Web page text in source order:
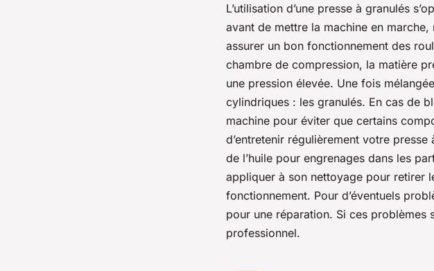
L’utilisation d’une presse à granulés
avant de mettre la machine en marche,
assurer un bon fonctionnement des
chambre de compression, la matière
une pression élevée. Une fois
cylindriques : les granulés. En cas de
machine pour éviter que certains
d’entretenir régulièrement votre
de l’huile pour engrenages dans les
appliquer à son nettoyage pour retirer
fonctionnement. Pour d’éventuels
pour une réparation. Si ces problèmes
professionnel.